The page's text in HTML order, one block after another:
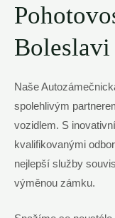
Boleslavi
Naše
spolehlivým
vozidlem. S
kvalifikovanými
nejlepší služby
výměnou zámku.